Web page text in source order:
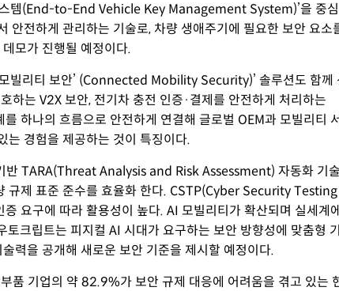
템(End-to-End Vehicle Key Management System)’을 중
전하게 관리하는 기술로, 차량 생애주기에 필요한 보안 요소
모가 진행될 예정이다.
빌리티 보안’ (Connected Mobility Security)’ 솔루션도 함께
는 V2X 보안, 전기차 충전 인증·결제를 안전하게 처리하는
하나의 흐름으로 안전하게 연결해 글로벌 OEM과 모빌리티
는 경험을 제공하는 것이 특징이다.
반 TARA(Threat Analysis and Risk Assessment) 자동화 기
규제 표준 준수를 효율화 한다. CSTP(Cyber Security
요구에 따라 활용성이 높다. AI 모빌리티가 확산되며 실세계
크립트는 피지컬 AI 시대가 요구하는 보안 방향성에 맞춤형
력을 공개해 새로운 보안 기준을 제시할 예정이다.
품 기업의 약 82.9%가 보안 규제 대응에 어려움을 겪고 있는